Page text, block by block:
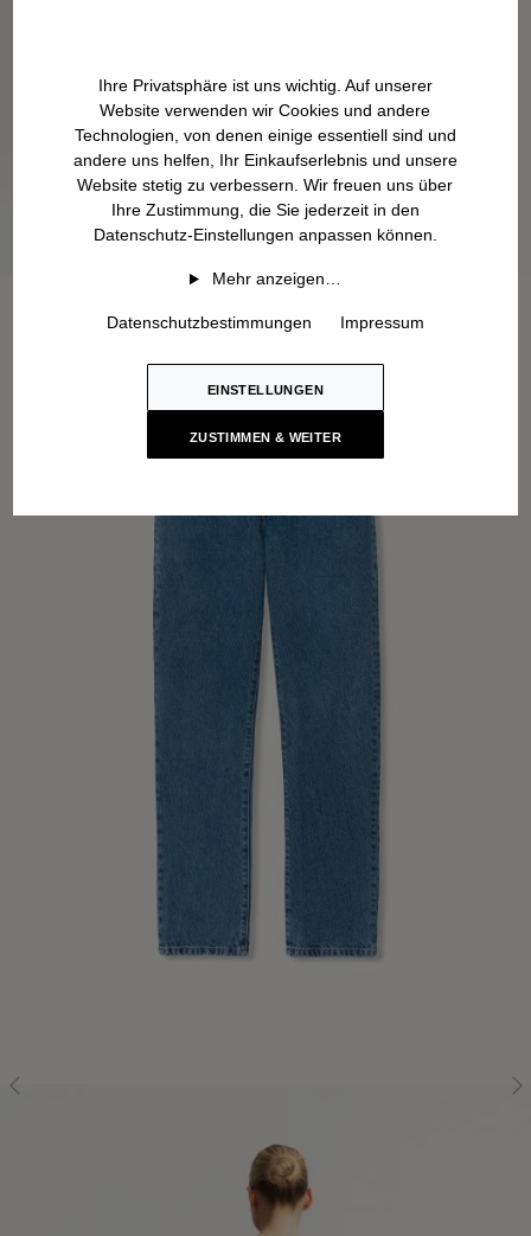
Ihre Privatsphäre ist uns wichtig. Auf unserer
Website verwenden wir Cookies und andere
Technologien, von denen einige essentiell sind und
andere uns helfen, Ihr Einkaufserlebnis und unsere
Website stetig zu verbessern. Wir freuen uns über
Ihre Zustimmung, die Sie jederzeit in den
Datenschutz-Einstellungen anpassen können.
Mehr anzeigen…
Datenschutzbestimmungen Impressum
EINSTELLUNGEN
ZUSTIMMEN & WEITER